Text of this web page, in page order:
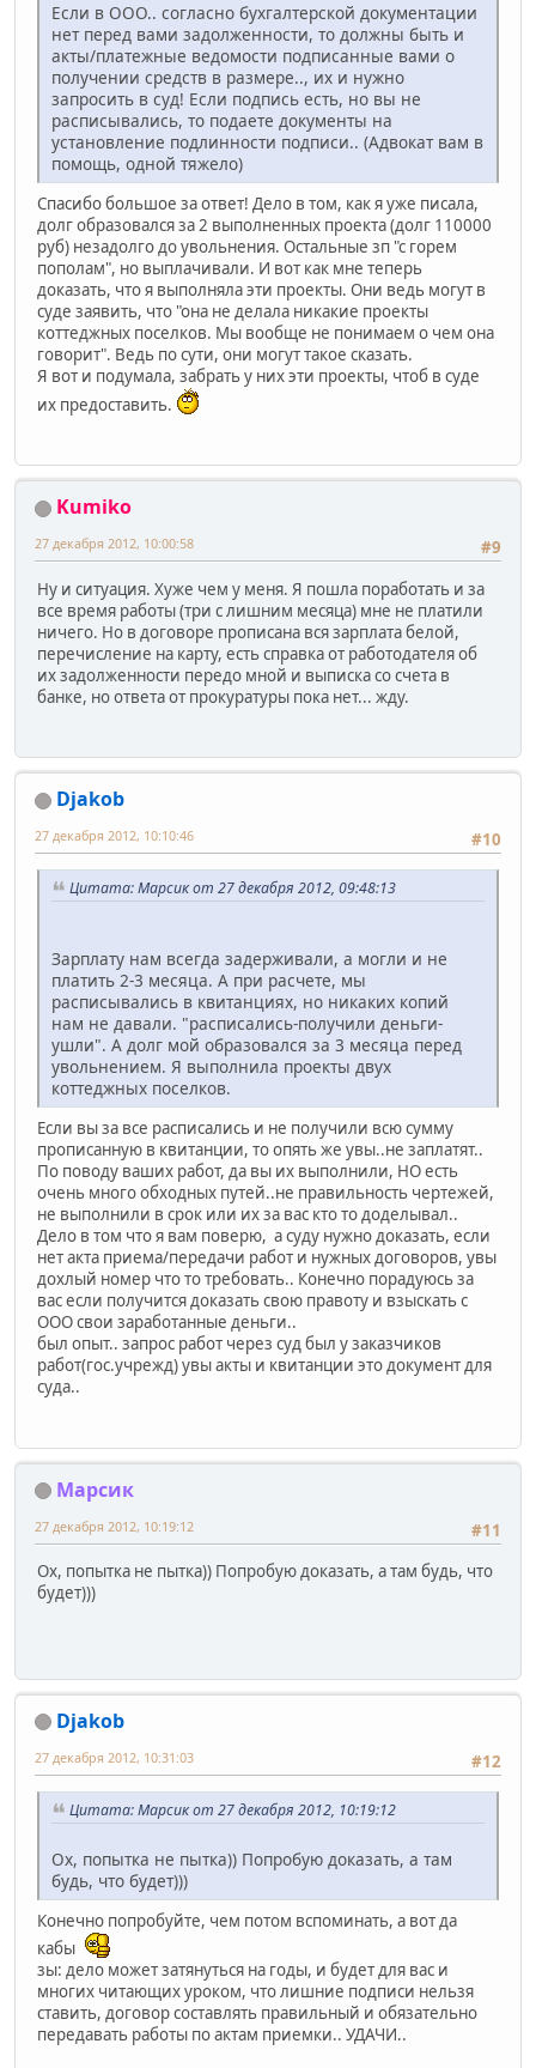
Если в ООО.. согласно бухгалтерской документации
нет перед вами задолженности, то должны быть и
акты/платежные ведомости подписанные вами о
получении средств в размере.., их и нужно
запросить в суд! Если подпись есть, но вы не
расписывались, то подаете документы на
установление подлинности подписи.. (Адвокат вам в
помощь, одной тяжело)
Спасибо большое за ответ! Дело в том, как я уже писала,
долг образовался за 2 выполненных проекта (долг 110000
руб) незадолго до увольнения. Остальные зп "с горем
пополам", но выплачивали. И вот как мне теперь
доказать, что я выполняла эти проекты. Они ведь могут в
суде заявить, что "она не делала никакие проекты
коттеджных поселков. Мы вообще не понимаем о чем она
говорит". Ведь по сути, они могут такое сказать.
Я вот и подумала, забрать у них эти проекты, чтоб в суде
их предоставить.
Kumiko
#9
27 декабря 2012, 10:00:58
Ну и ситуация. Хуже чем у меня. Я пошла поработать и за
все время работы (три с лишним месяца) мне не платили
ничего. Но в договоре прописана вся зарплата белой,
перечисление на карту, есть справка от работодателя об
их задолженности передо мной и выписка со счета в
банке, но ответа от прокуратуры пока нет... жду.
Djakob
#10
27 декабря 2012, 10:10:46
Цитата: Марсик от 27 декабря 2012, 09:48:13
Зарплату нам всегда задерживали, а могли и не
платить 2-3 месяца. А при расчете, мы
расписывались в квитанциях, но никаких копий
нам не давали. "расписались-получили деньги-
ушли". А долг мой образовался за 3 месяца перед
увольнением. Я выполнила проекты двух
коттеджных поселков.
Если вы за все расписались и не получили всю сумму
прописанную в квитанции, то опять же увы..не заплатят..
По поводу ваших работ, да вы их выполнили, НО есть
очень много обходных путей..не правильность чертежей,
не выполнили в срок или их за вас кто то доделывал..
Дело в том что я вам поверю, а суду нужно доказать, если
нет акта приема/передачи работ и нужных договоров, увы
дохлый номер что то требовать.. Конечно порадуюсь за
вас если получится доказать свою правоту и взыскать с
ООО свои заработанные деньги..
был опыт.. запрос работ через суд был у заказчиков
работ(гос.учрежд) увы акты и квитанции это документ для
суда..
Марсик
#11
27 декабря 2012, 10:19:12
Ох, попытка не пытка)) Попробую доказать, а там будь, что
будет)))
Djakob
#12
27 декабря 2012, 10:31:03
Цитата: Марсик от 27 декабря 2012, 10:19:12
Ох, попытка не пытка)) Попробую доказать, а там
будь, что будет)))
Конечно попробуйте, чем потом вспоминать, а вот да
кабы
зы: дело может затянуться на годы, и будет для вас и
многих читающих уроком, что лишние подписи нельзя
ставить, договор составлять правильный и обязательно
передавать работы по актам приемки.. УДАЧИ..